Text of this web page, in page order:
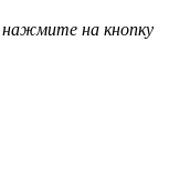
нажмите на кнопку